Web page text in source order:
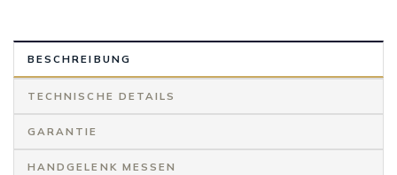
BESCHREIBUNG
TECHNISCHE DETAILS
GARANTIE
HANDGELENK MESSEN